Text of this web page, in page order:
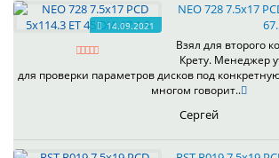
14.09.2021
NEO 728 7.5x17
Взял для второго
Крету. Менеджер
для проверки параметров дисков под
многом говорит..
Сергей